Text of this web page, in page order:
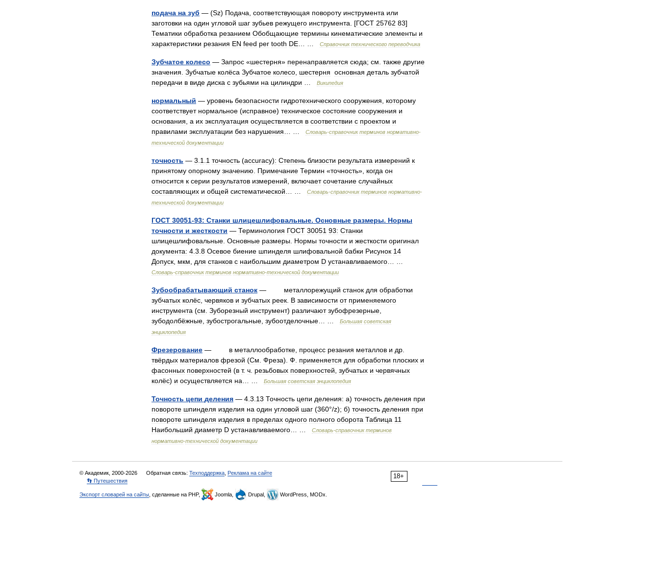
подача на зуб — (Sz) Подача соответствующая повороту инструмента или
заготовки на один угловой шаг зубьев режущего инструмента . [ГОСТ 25762 83]
Тематики обработка резанием Обобщающие термины кинематические элементы и
характеристики резания EN feed per tooth DE Справочник технического переводчика
Зубчатое колесо — Запрос «шестерня» перенаправляется сюда; см также другие
значения Зубчатые колёса Зубчатое колесо шестерня основная деталь зубчатой
передачи в виде диска с зубьями на цилиндри Википедия
нормальный — уровень безопасности гидротехнического сооружения
которому
соответствует нормальное (исправное) техническое состояние сооружения и
основания а их эксплуатация осуществляется в соответствии с проектом и
правилами эксплуатации без нарушения Словарь-справочник терминов нормативно-
технической документации
точность — 3 1 1 точность (accuracy): Степень близости результата измерений к
принятому опорному значению Примечание Термин «точность», когда он
относится к серии результатов измерений включает сочетание случайных
составляющих и общей систематической Словарь-справочник терминов нормативно-
технической документации
ГОСТ 30051-93: Станки шлицешлифовальные. Основные размеры. Нормы
точности и жесткости — Терминология ГОСТ 30051 93: Станки
шлицешлифовальные Основные размеры Нормы точности и жесткости оригинал
документа: 4 3 8 Осевое биение шпинделя шлифовальной бабки Рисунок 14
Допуск мкм для станков с наибольшим диаметром D устанавливаемого
Словарь-справочник терминов нормативно-технической документации
Зубообрабатывающий станок — металлорежущий станок для обработки
зубчатых колёс червяков и зубчатых реек В зависимости от применяемого
инструмента (см Зуборезный инструмент) различают зубофрезерные
зубодолбёжные зубострогальные зубоотделочные Большая советская
энциклопедия
Фрезерование — в металлообработке процесс резания металлов и др
твёрдых материалов фрезой (См Фреза). Ф применяется для обработки плоских и
фасонных поверхностей (в т. ч резьбовых поверхностей зубчатых и червячных
колёс) и осуществляется на Большая советская энциклопедия
Точность цепи деления — 4 3 13 Точность цепи деления: а) точность деления при
повороте шпинделя изделия на один угловой шаг (360°/z); б) точность деления при
повороте шпинделя изделия в пределах одного полного оборота Таблица 11
Наибольший диаметр D устанавливаемого Словарь-справочник терминов
нормативно-технической документации
18+
© Академик, 2000-2026 Обратная связь: Техподдержка Реклама на сайте
👣 Путешествия
Экспорт словарей на сайты , сделанные на PHP, Joomla, Drupal, WordPress, MODx.